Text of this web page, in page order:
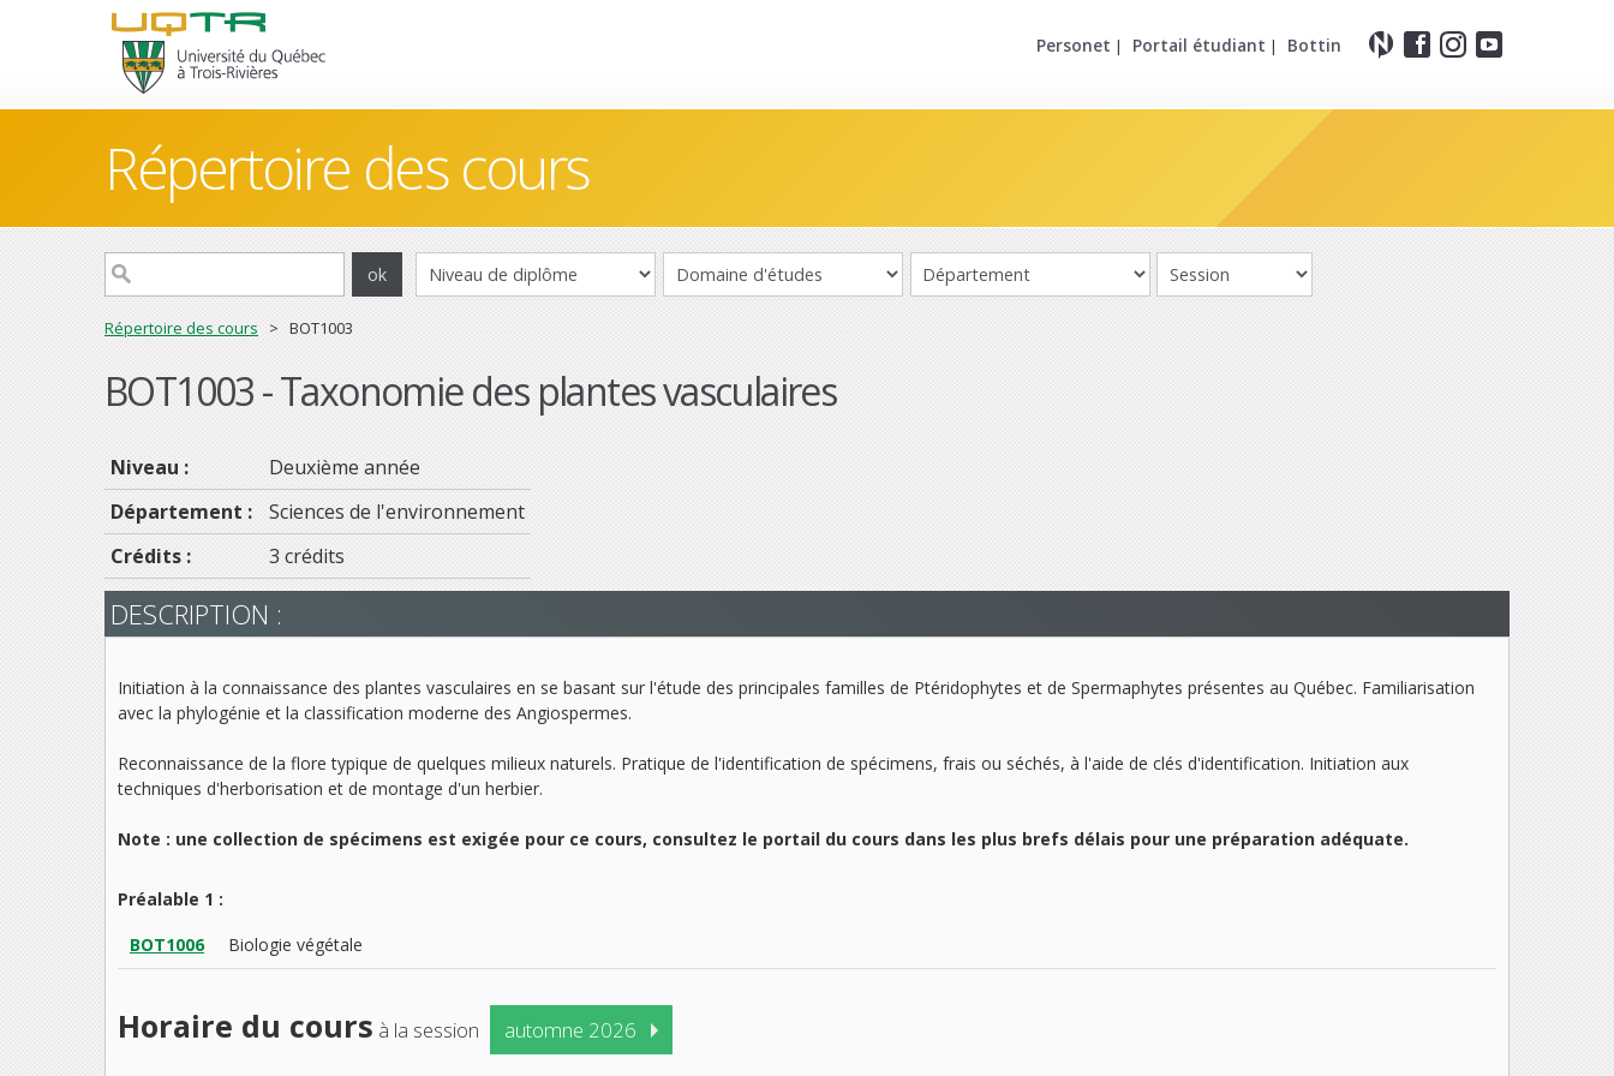
Personet | Portail étudiant | Bottin
Répertoire des cours
Répertoire des cours > BOT1003
BOT1003 - Taxonomie des plantes vasculaires
Niveau :
Deuxième année
Département :
Sciences de l'environnement
Crédits :
3 crédits
DESCRIPTION :
Initiation à la connaissance des plantes vasculaires en se basant sur l'étude des principales familles de Ptéridophytes et de Spermaphytes présentes au Québec. Familiarisation
avec la phylogénie et la classification moderne des Angiospermes.
Reconnaissance de la flore typique de quelques milieux naturels. Pratique de l'identification de spécimens, frais ou séchés, à l'aide de clés d'identification. Initiation aux
techniques d'herborisation et de montage d'un herbier.
Note : une collection de spécimens est exigée pour ce cours, consultez le portail du cours dans les plus brefs délais pour une préparation adéquate.
Préalable 1 :
BOT1006
Biologie végétale
Horaire du cours à la session automne 2026